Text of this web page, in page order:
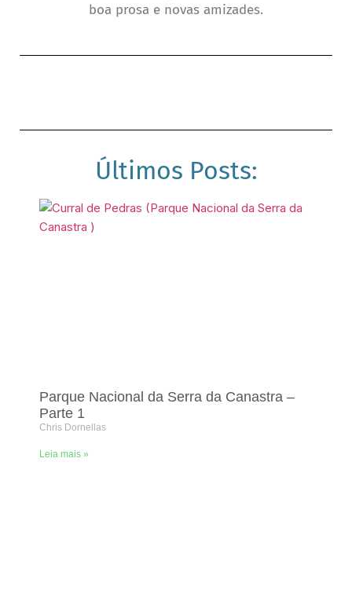
boa prosa e novas amizades.
Últimos Posts:
Parque Nacional da Serra da Canastra –
Parte 1
Chris Dornellas
Leia mais »